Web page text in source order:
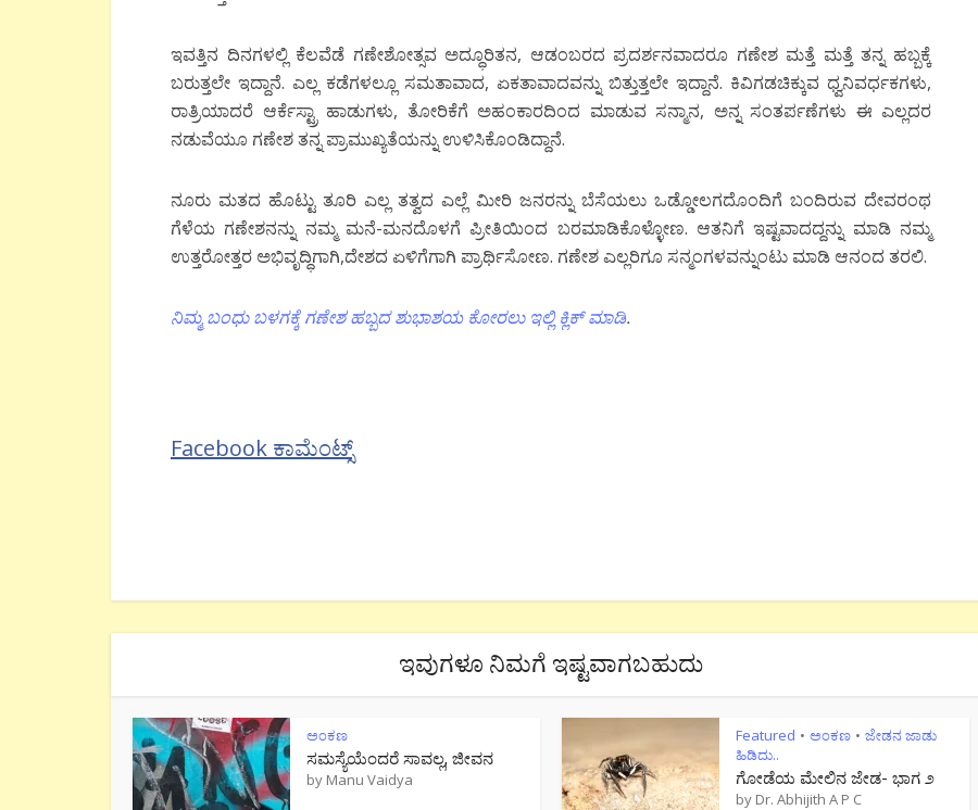
ಇವತ್ತಿನ ದಿನಗಳಲ್ಲಿ ಕೆಲವೆಡೆ ಗಣೇಶೋತ್ಸವ ಅದ್ಧೂರಿತನ, ಆಡಂಬರದ ಪ್ರದರ್ಶನವಾದರೂ ಗಣೇಶ ಮತ್ತೆ ಮತ್ತೆ ತನ್ನ ಹಬ್ಬಕ್ಕೆ
ಬರುತ್ತಲೇ ಇದ್ದಾನೆ. ಎಲ್ಲ ಕಡೆಗಳಲ್ಲೂ ಸಮತಾವಾದ, ಏಕತಾವಾದವನ್ನು ಬಿತ್ತುತ್ತಲೇ ಇದ್ದಾನೆ. ಕಿವಿಗಡಚಿಕ್ಕುವ ಧ್ವನಿವರ್ಧಕಗಳು,
ರಾತ್ರಿಯಾದರೆ ಆರ್ಕೆಸ್ಟ್ರಾ ಹಾಡುಗಳು, ತೋರಿಕೆಗೆ ಅಹಂಕಾರದಿಂದ ಮಾಡುವ ಸನ್ಮಾನ, ಅನ್ನ ಸಂತರ್ಪಣೆಗಳು ಈ ಎಲ್ಲದರ
ನಡುವೆಯೂ ಗಣೇಶ ತನ್ನ ಪ್ರಾಮುಖ್ಯತೆಯನ್ನು ಉಳಿಸಿಕೊಂಡಿದ್ದಾನೆ.
ನೂರು ಮತದ ಹೊಟ್ಟು ತೂರಿ ಎಲ್ಲ ತತ್ವದ ಎಲ್ಲೆ ಮೀರಿ ಜನರನ್ನು ಬೆಸೆಯಲು ಒಡ್ಡೋಲಗದೊಂದಿಗೆ ಬಂದಿರುವ ದೇವರಂಥ
ಗೆಳೆಯ ಗಣೇಶನನ್ನು ನಮ್ಮ ಮನೆ-ಮನದೊಳಗೆ ಪ್ರೀತಿಯಿಂದ ಬರಮಾಡಿಕೊಳ್ಳೋಣ. ಆತನಿಗೆ ಇಷ್ಟವಾದದ್ದನ್ನು ಮಾಡಿ ನಮ್ಮ
ಉತ್ತರೋತ್ತರ ಅಭಿವೃದ್ಧಿಗಾಗಿ,ದೇಶದ ಏಳಿಗೆಗಾಗಿ ಪ್ರಾರ್ಥಿಸೋಣ. ಗಣೇಶ ಎಲ್ಲರಿಗೂ ಸನ್ಮಂಗಳವನ್ನುಂಟು ಮಾಡಿ ಆನಂದ ತರಲಿ.
ನಿಮ್ಮ ಬಂಧು ಬಳಗಕ್ಕೆ ಗಣೇಶ ಹಬ್ಬದ ಶುಭಾಶಯ ಕೋರಲು ಇಲ್ಲಿ ಕ್ಲಿಕ್ ಮಾಡಿ.
Facebook ಕಾಮೆಂಟ್ಸ್
ಇವುಗಳೂ ನಿಮಗೆ ಇಷ್ಟವಾಗಬಹುದು
ಅಂಕಣ
ಸಮಸ್ಯೆಯೆಂದರೆ ಸಾವಲ್ಲ, ಜೀವನ
by Manu Vaidya
Featured • ಅಂಕಣ • ಜೇಡನ ಜಾಡು
ಹಿಡಿದು..
ಗೋಡೆಯ ಮೇಲಿನ ಜೇಡ- ಭಾಗ ೨
by Dr. Abhijith A P C